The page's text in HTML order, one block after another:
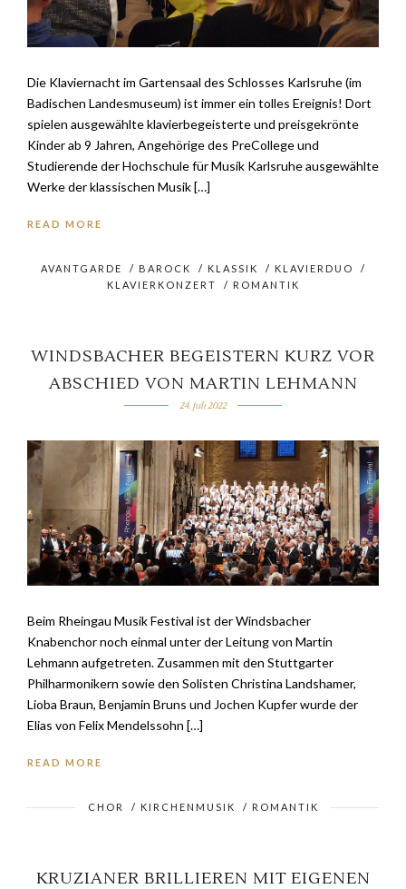
Die Klaviernacht im Gartensaal des Schlosses Karlsruhe (im
Badischen Landesmuseum) ist immer ein tolles Ereignis! Dort
spielen ausgewählte klavierbegeisterte und preisgekrönte
Kinder ab 9 Jahren, Angehörige des PreCollege und
Studierende der Hochschule für Musik Karlsruhe ausgewählte
Werke der klassischen Musik […]
READ MORE
AVANTGARDE / BAROCK / KLASSIK / KLAVIERDUO
/
KLAVIERKONZERT
/ ROMANTIK
WINDSBACHER BEGEISTERN KURZ VOR
ABSCHIED VON MARTIN LEHMANN
24. Juli 2022
Beim Rheingau Musik Festival ist der Windsbacher
Knabenchor noch einmal unter der Leitung von Martin
Lehmann aufgetreten. Zusammen mit den Stuttgarter
Philharmonikern sowie den Solisten Christina Landshamer,
Lioba Braun, Benjamin Bruns und Jochen Kupfer wurde der
Elias von Felix Mendelssohn […]
READ MORE
CHOR / KIRCHENMUSIK / ROMANTIK
KRUZIANER BRILLIEREN MIT EIGENEN